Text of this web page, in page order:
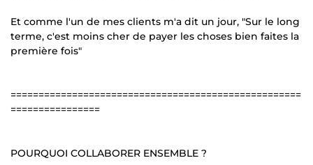
Et comme l'un de mes clients m'a dit un jour, "Sur le long
terme, c'est moins cher de payer les choses bien faites la
première fois"
====================================================
================
POURQUOI COLLABORER ENSEMBLE ?